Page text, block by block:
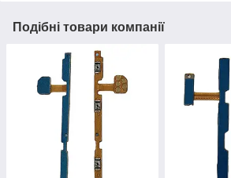
Подібні товари компанії